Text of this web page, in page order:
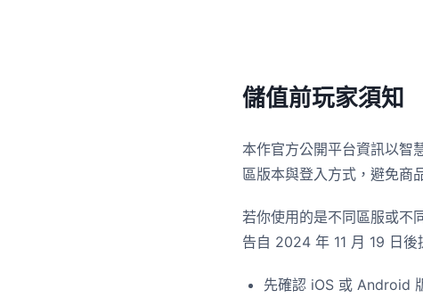
儲值前玩家須知
本作官方公開平台資訊以智
區版本與登入方式，避免商
若你使用的是不同區服或不
告自 2024 年 11 月 19 日後
先確認 iOS 或 Android